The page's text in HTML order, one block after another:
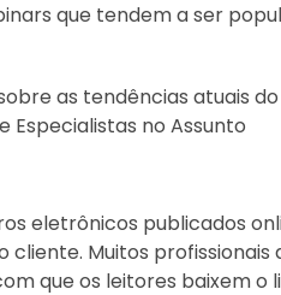
que tendem a ser
as tendências atuais
Especialistas no Assunto
eletrônicos publicados
cliente. Muitos profissionais
que os leitores baixem